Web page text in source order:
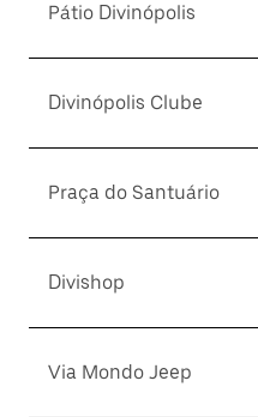
Pátio Divinópolis
Divinópolis Clube
Praça do Santuário
Divishop
Via Mondo Jeep